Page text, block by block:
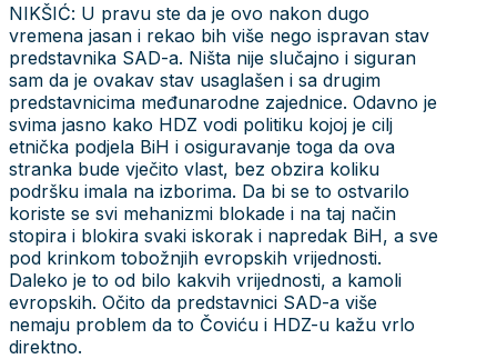
NIKŠIĆ: U pravu ste da je ovo nakon dugo
vremena jasan i rekao bih više nego ispravan stav
predstavnika SAD-a. Ništa nije slučajno i siguran
sam da je ovakav stav usaglašen i sa drugim
predstavnicima međunarodne zajednice. Odavno je
svima jasno kako HDZ vodi politiku kojoj je cilj
etnička podjela BiH i osiguravanje toga da ova
stranka bude vječito vlast, bez obzira koliku
podršku imala na izborima. Da bi se to ostvarilo
koriste se svi mehanizmi blokade i na taj način
stopira i blokira svaki iskorak i napredak BiH, a sve
pod krinkom tobožnjih evropskih vrijednosti.
Daleko je to od bilo kakvih vrijednosti, a kamoli
evropskih. Očito da predstavnici SAD-a više
nemaju problem da to Čoviću i HDZ-u kažu vrlo
direktno.